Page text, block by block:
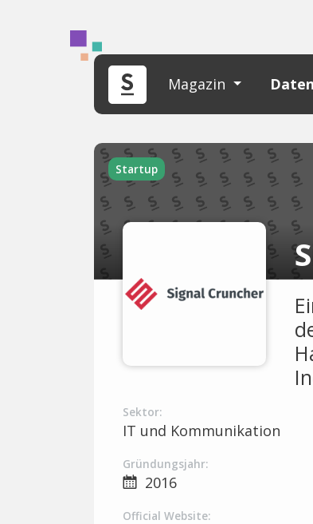
Magazin
Startup
Sektor:
IT und Kommunikation
Gründungsjahr:
2016
Official Website: